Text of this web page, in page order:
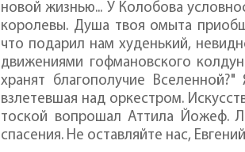
новой жизнью... У Колобова
королевы. Душа твоя омыта
что подарил нам худенький,
движениями гофмановского
хранят благополучие
взлетевшая над оркестром.
тоской вопрошал Аттила Йожеф.
спасения. Не оставляйте нас,